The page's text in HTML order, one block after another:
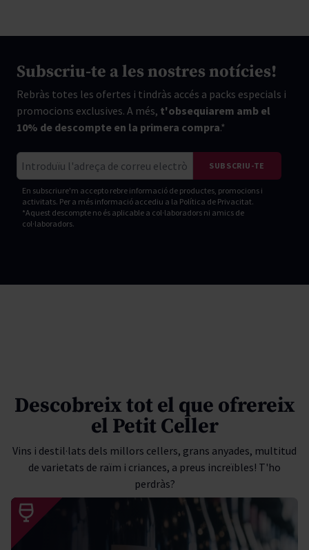
Subscriu-te a les nostres notícies!
Rebràs totes les ofertes i tindràs accés a packs especials i
promocions exclusives. A més, t'obsequiarem amb el
10% de descompte en la primera compra.*
SUBSCRIU-TE
En subscriure'm accepto rebre informació de productes, promocions i
activitats. Per a més informació accediu a la Política de Privacitat.
*Aquest descompte no és aplicable a col·laboradors ni amics de
col·laboradors.
Descobreix tot el que ofrereix
el Petit Celler
Vins i destil·lats dels millors cellers, grans anyades, multitud
de varietats de raïm i criances, a preus increïbles! T'ho
perdràs?